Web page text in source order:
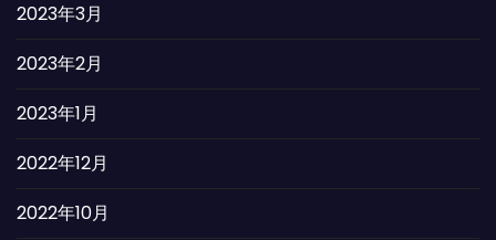
2023年3月
2023年2月
2023年1月
2022年12月
2022年10月